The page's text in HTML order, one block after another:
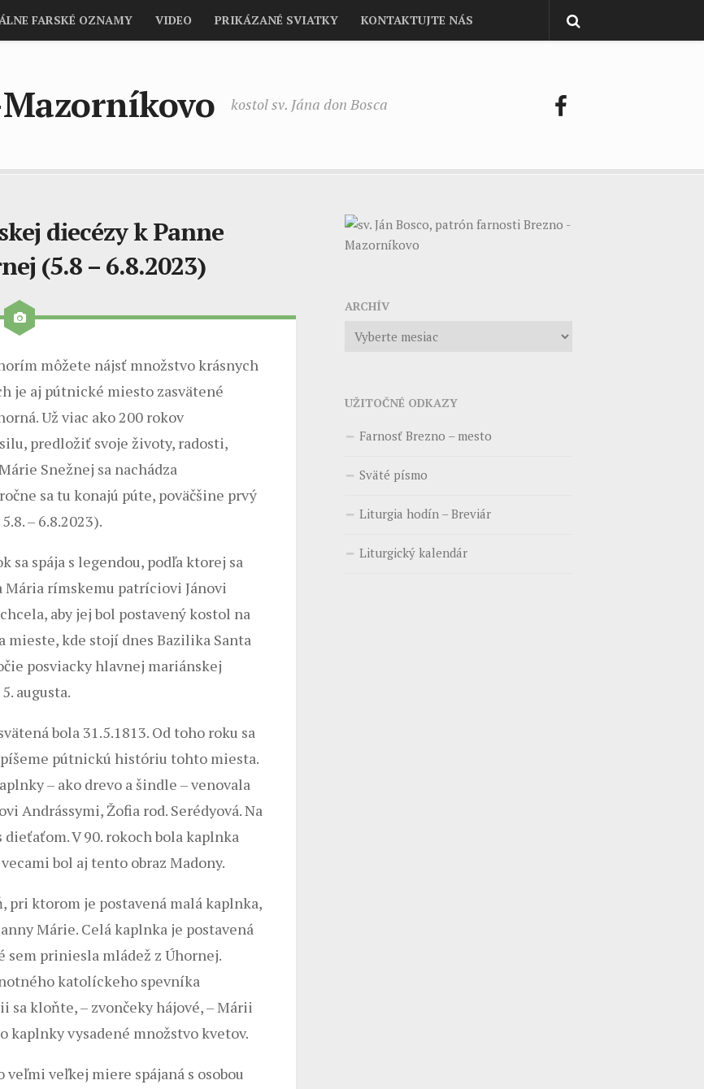
FARSKÉ OZNAMY VIDEO PRIKÁZANÉ SVIATKY KONTAKTUJTE NÁS
kostol sv. Jána don Bosca
diecézy k Panne
(5.8 – 6.8.2023)
môžete nájsť množstvo krásnych
je aj pútnické miesto zasvätené
Už viac ako 200 rokov
predložiť svoje životy, radosti,
Snežnej sa nachádza
sa tu konajú púte, poväčšine prvý
– 6.8.2023).
sa spája s legendou, podľa ktorej sa
Mária rímskemu patríciovi Jánovi
aby jej bol postavený kostol na
mieste, kde stojí dnes Bazilika Santa
posviacky hlavnej mariánskej
augusta.
bola 31.5.1813. Od toho roku sa
pútnickú históriu tohto miesta.
– ako drevo a šindle – venovala
Andrássymi, Žofia rod. Serédyová. Na
V 90. rokoch bola kaplnka
bol aj tento obraz Madony.
pri ktorom je postavená malá kaplnka,
Márie. Celá kaplnka je postavená
sem priniesla mládež z Úhornej.
katolíckeho spevníka
sa kloňte, – zvončeky hájové, – Márii
kaplnky vysadené množstvo kvetov.
veľkej miere spájaná s osobou
ARCHÍV
Archív
UŽITOČNÉ ODKAZY
Farnosť Brezno – mesto
Sväté písmo
Liturgia hodín – Breviár
Liturgický kalendár